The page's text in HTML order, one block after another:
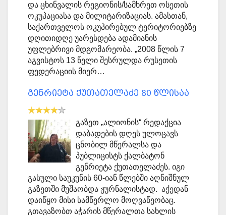
და ცხინვალის რეგიონის/სამხრეთ ოსეთის
ოკუპაციასა და მილიტარიზაციას. ამასთან,
საქართველოს ოკუპირებულ ტერიტორიებზე
დღითიდღე უარესდება ადამიანის
უფლებრივი მდგომარეობა. „2008 წლის 7
აგვისტოს 13 წელი შესრულდა რუსეთის
ფედერაციის მიერ…
გენრიეტა ქუთათელაძე 80 წლისაა
გაზეთ „ალიონის“ რედაქცია
დაბადების დღეს ულოცავს
ცნობილ მწერალსა და
პუბლიცისტს ქალბატონ
გენრიეტა ქუთათელაძეს. იგი
გასული საუკუნის 60-იან წლებში აღნიშნულ
გაზეთში მუშაობდა ჟურნალისტად. აქედან
დაიწყო მისი სამწერლო მოღვაწეობაც.
გთავაზობთ აჭარის მწერალთა სახლის